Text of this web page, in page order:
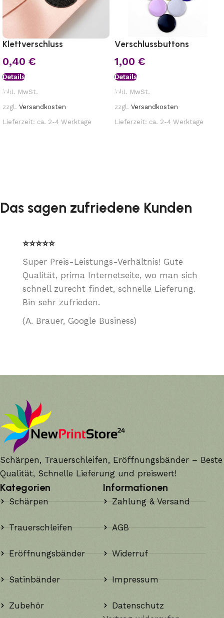
Klettverschluss
0,40 €
Details
inkl. MwSt.
zzgl. Versandkosten
Lieferzeit: ca. 2-4 Werktage
Verschlussbuttons
1,00 €
Details
inkl. MwSt.
zzgl. Versandkosten
Lieferzeit: ca. 2-4 Werktage
Das sagen zufriedene Kunden
⭐⭐⭐⭐⭐
Super Preis-Leistungs-Verhältnis! Gute
Qualität, prima Internetseite, wo man sich
schnell zurecht findet, schnelle Lieferung.
Bin sehr zufrieden.
(A. Brauer, Google Business)
Schärpen, Trauerschleifen, Eröffnungsbänder – Beste
Qualität, Schnelle Lieferung und preiswert!
Kategorien
Schärpen
Trauerschleifen
Eröffnungsbänder
Satinbänder
Zubehör
Informationen
Zahlung & Versand
AGB
Widerruf
Impressum
Datenschutz